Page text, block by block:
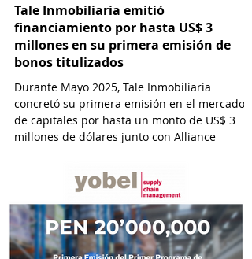
Tale Inmobiliaria emitió
financiamiento por hasta US$ 3
millones en su primera emisión de
bonos titulizados
Durante Mayo 2025, Tale Inmobiliaria
concretó su primera emisión en el mercado
de capitales por hasta un monto de US$ 3
millones de dólares junto con Alliance
Titulizadora y por el estudio Osorio & Valdez